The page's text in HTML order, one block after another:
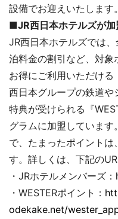
設備でお迎えいたします。
■JR西日本ホテルズが加
JR西日本ホテルズでは
泊料金の割引など、対象
お得にご利用いただけ
西日本グループの鉄道や
特典が受けられる『
グラムに加盟していま
で、たまったポイントは
す。詳しくは、下記の
・JRホテルメンバーズ：
・WESTERポイント：
odekake.net/